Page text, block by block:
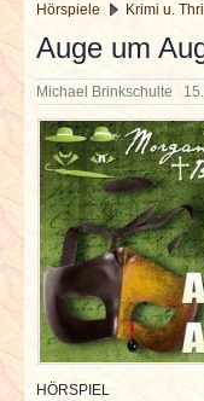
NEUESTE
NEWS &
BERICHTE
INTERVIEWS
SPECIALS
Hörspiele Krimi u.
Auge um
Michael Brinkschulte
HÖRSPIEL